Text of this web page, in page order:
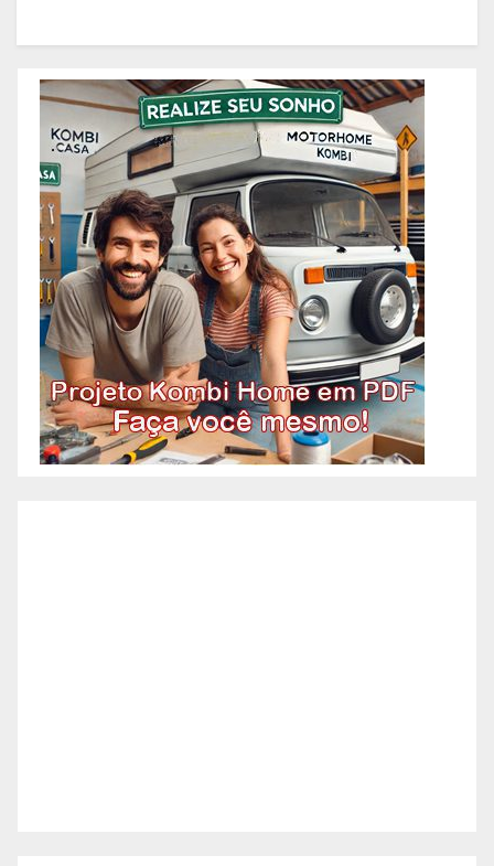
experiência desde 1978 e são
conhecidos por seus serviços de
qualidade em BH. Você pode
contatá-los pelos telefones 31
3473-2000, 3357-1961 ou
98687-2000 se você está
pensando em reformar ou pintar
a fachada da sua empresa,
condomínio ou